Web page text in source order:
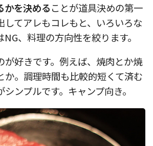
かを決めることが道具決めの第一
してアレもコレもと、いろいろな
、料理の方向性を絞ります。
が好きです。例えば、焼肉とか焼
か。調理時間も比較的短くて済む
ンプルです。キャンプ向き。